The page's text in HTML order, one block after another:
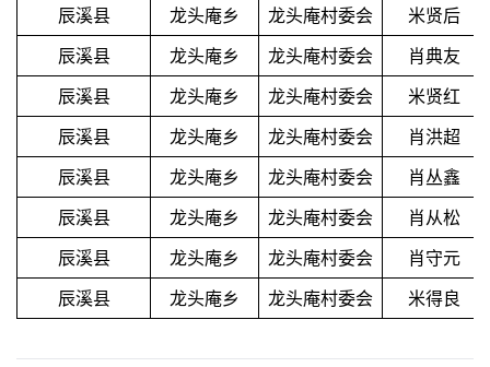
辰溪县
龙头庵乡 龙头庵村委会
米贤后
辰溪县
龙头庵乡 龙头庵村委会
肖典友
辰溪县
龙头庵乡 龙头庵村委会
米贤红
辰溪县
龙头庵乡 龙头庵村委会
肖洪超
辰溪县
龙头庵乡 龙头庵村委会
肖丛鑫
辰溪县
龙头庵乡 龙头庵村委会
肖从松
辰溪县
龙头庵乡 龙头庵村委会
肖守元
辰溪县
龙头庵乡 龙头庵村委会 米得良